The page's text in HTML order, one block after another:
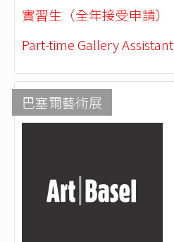
實習生（全年接受申請）
Part-time Gallery Assistant
巴塞爾藝術展